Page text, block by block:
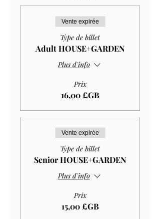
Vente expirée
Type de billet
Adult HOUSE+GARDEN
Plus d'info
Prix
16,00 £GB
Vente expirée
Type de billet
Senior HOUSE+GARDEN
Plus d'info
Prix
15,00 £GB